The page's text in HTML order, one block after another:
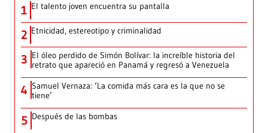
1 El talento joven encuentra su pantalla​
2 Etnicidad, estereotipo y criminalidad
3 El óleo perdido de Simón Bolívar: la increíble historia del
retrato que apareció en Panamá y regresó a Venezuela
4 Samuel Vernaza: ‘La comida más cara es la que no se
tiene’
5 Después de las bombas